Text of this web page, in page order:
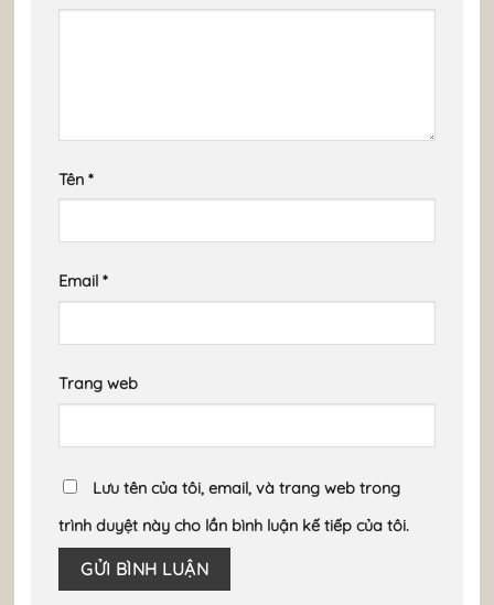
Tên*
Email*
Trang web
Lưu tên của tôi, email, và trang web trong
trình duyệt này cho lần bình luận kế tiếp của tôi.